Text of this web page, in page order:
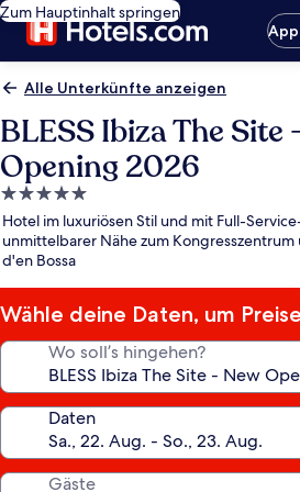
Zum Hauptinhalt springen
Alle Unterkünfte anzeigen
BLESS Ibiza The Site
Opening 2026
5.0-
Sterne-
Unterkunft
Hotel im luxuriösen Stil und mit Full-
unmittelbarer Nähe zum Kongresszentrum
d'en Bossa
Wähle deine Daten, um
Wo soll’s hingehen?
Daten
Gäste